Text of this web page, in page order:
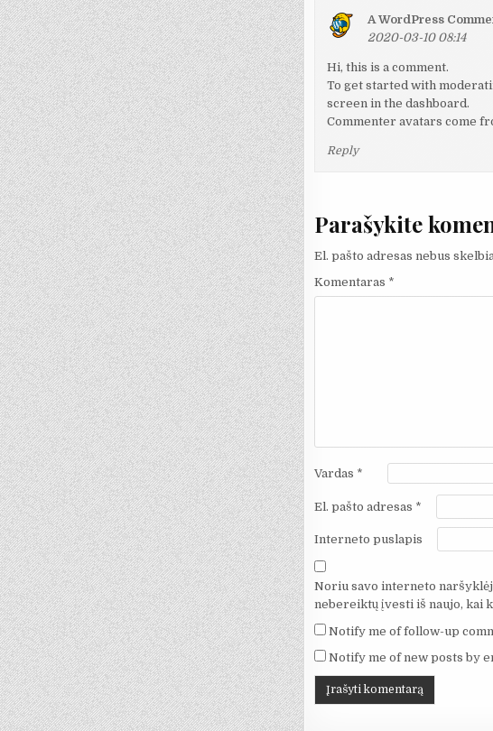
A WordPress
2020-03-10 08:14
Hi, this is a comment.
To get started with
screen in the dashboard.
Commenter avatars come
Reply
Parašykite
El. pašto adresas nebus
Komentaras *
Vardas *
El. pašto adresas *
Interneto puslapis
Noriu savo interneto
nebereiktų įvesti iš naujo, kai
Notify me of follow-up
Notify me of new posts by